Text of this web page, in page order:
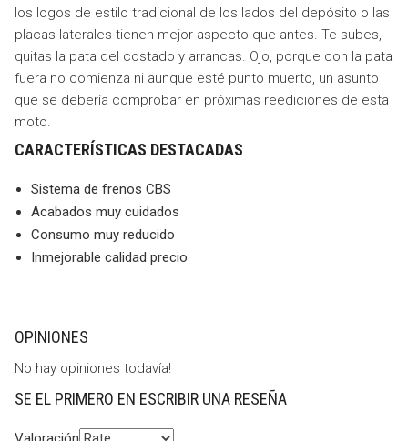
los logos de estilo tradicional de los lados del depósito o las
placas laterales tienen mejor aspecto que antes. Te subes,
quitas la pata del costado y arrancas. Ojo, porque con la pata
fuera no comienza ni aunque esté punto muerto, un asunto
que se debería comprobar en próximas reediciones de esta
moto.
CARACTERÍSTICAS DESTACADAS
Sistema de frenos CBS
Acabados muy cuidados
Consumo muy reducido
Inmejorable calidad precio
OPINIONES
No hay opiniones todavía!
SE EL PRIMERO EN ESCRIBIR UNA RESEÑA